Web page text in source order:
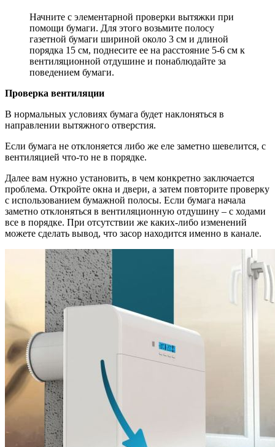
Начните с элементарной проверки вытяжки при
помощи бумаги. Для этого возьмите полосу
газетной бумаги шириной около 3 см и длиной
порядка 15 см, поднесите ее на расстояние 5-6 см к
вентиляционной отдушине и понаблюдайте за
поведением бумаги.
Проверка вентиляции
В нормальных условиях бумага будет наклоняться в
направлении вытяжного отверстия.
Если бумага не отклоняется либо же еле заметно шевелится, с
вентиляцией что-то не в порядке.
Далее вам нужно установить, в чем конкретно заключается
проблема. Откройте окна и двери, а затем повторите проверку
с использованием бумажной полосы. Если бумага начала
заметно отклоняться в вентиляционную отдушину – с ходами
все в порядке. При отсутствии же каких-либо изменений
можете сделать вывод, что засор находится именно в канале.